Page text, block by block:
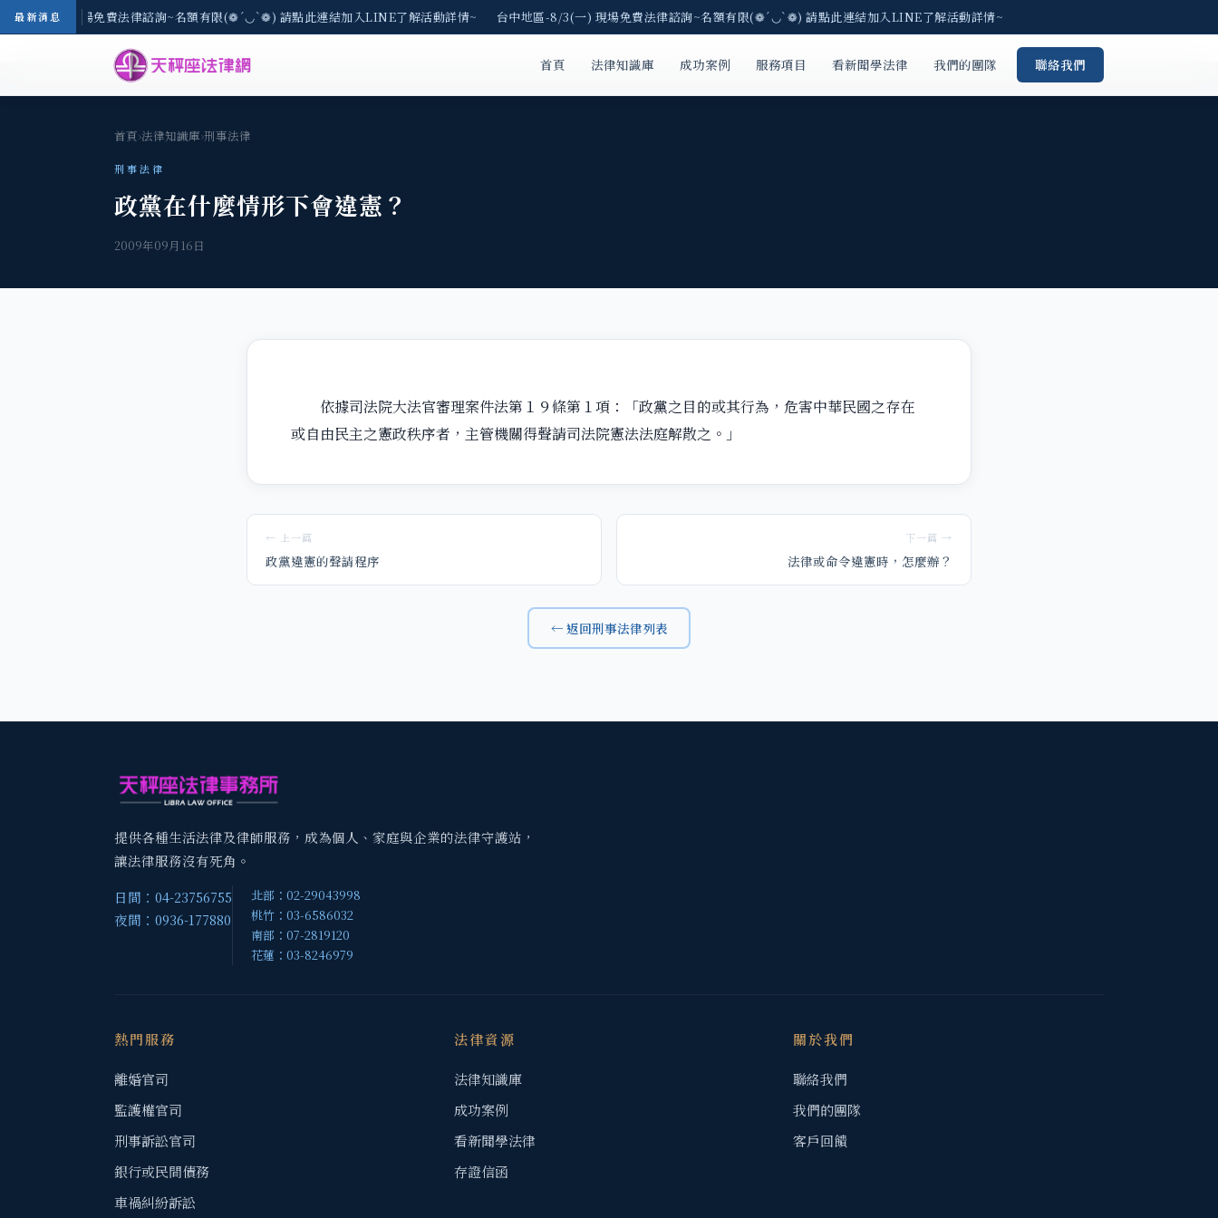
最新消息
-8/3(一) 現場免費法律諮詢~名額有限(❁´◡`❁) 請點此連結加入LINE了解活動詳情~ 台中地區-8/3(一) 現場免費法律諮詢~名額有限(❁´◡`❁) 請點此連結加入LINE了解活動詳情~
首頁 法律知識庫 成功案例 服務項目 看新聞學法律 我們的團隊 聯絡我們
首頁›法律知識庫›刑事法律
刑事法律
政黨在什麼情形下會違憲？
2009年09月16日
依據司法院大法官審理案件法第１９條第１項：「政黨之目的或其行為，危害中華民國之存在
或自由民主之憲政秩序者，主管機關得聲請司法院憲法法庭解散之。」
← 上一篇
政黨違憲的聲請程序
下一篇 →
法律或命令違憲時，怎麼辦？
← 返回刑事法律列表
提供各種生活法律及律師服務，成為個人、家庭與企業的法律守護站，
讓法律服務沒有死角。
日間：04-23756755
夜間：0936-177880
北部：02-29043998
桃竹：03-6586032
南部：07-2819120
花蓮：03-8246979
熱門服務
離婚官司
監護權官司
刑事訴訟官司
銀行或民間債務
車禍糾紛訴訟
法律資源
法律知識庫
成功案例
看新聞學法律
存證信函
關於我們
聯絡我們
我們的團隊
客戶回饋